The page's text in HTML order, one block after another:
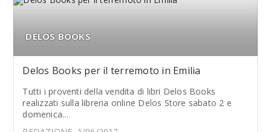
DELOS BOOKS
Delos Books per il terremoto in Emilia
Tutti i proventi della vendita di libri Delos Books
realizzati sulla libreria online Delos Store sabato 2 e
domenica...